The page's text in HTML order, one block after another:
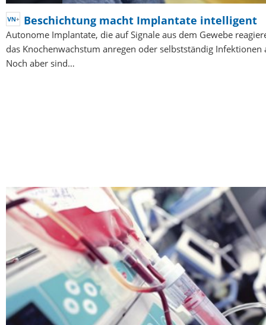
Beschichtung macht Implantate intelligent
Autonome Implantate, die auf Signale aus dem Gewebe
das Knochenwachstum anregen oder selbstständig Infektionen
Noch aber sind…